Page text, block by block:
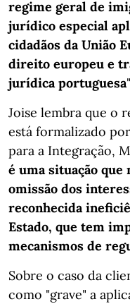
regime geral de
jurídico especial
cidadãos da União
direito europeu e
jurídica portuguesa
Joise lembra que o
está formalizado
para a Integração,
é uma situação
omissão dos
reconhecida
Estado, que tem
mecanismos de
Sobre o caso da
como "grave" a